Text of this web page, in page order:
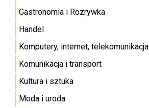
Gastronomia i Rozrywka
Handel
Komputery, internet, telekomunikacja
Komunikacja i transport
Kultura i sztuka
Moda i uroda